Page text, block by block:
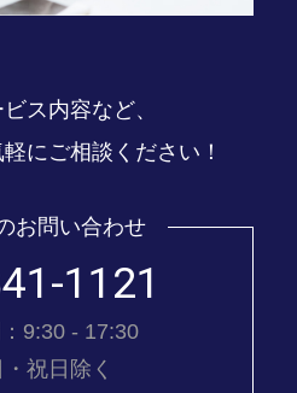
ス内容など、
にご相談ください！
お問い合わせ
1121
9:30 - 17:30
祝日除く